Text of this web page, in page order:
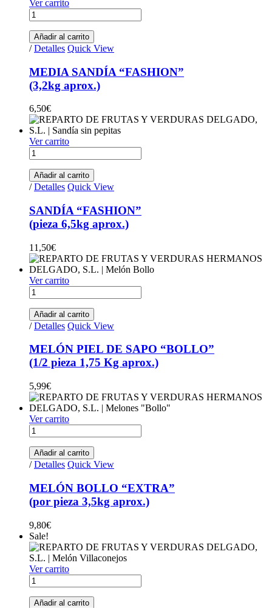
Ver carrito
MEDIA SANDÍA "FASHION" (3,2kg aprox.) quantity
Añadir al carrito
/ Detalles Quick View
MEDIA SANDÍA “FASHION”
(3,2kg aprox.)
6,50€
Ver carrito
SANDÍA "FASHION" (pieza 6,5kg aprox.) quantity
Añadir al carrito
/ Detalles Quick View
SANDÍA “FASHION”
(pieza 6,5kg aprox.)
11,50€
Ver carrito
MELÓN PIEL DE SAPO "BOLLO" (1/2 pieza 1,75 Kg
Añadir al carrito
/ Detalles Quick View
MELÓN PIEL DE SAPO “BOLLO”
(1/2 pieza 1,75 Kg aprox.)
5,99€
Ver carrito
MELÓN BOLLO “EXTRA” (por pieza 3,5kg aprox.) quantity
Añadir al carrito
/ Detalles Quick View
MELÓN BOLLO “EXTRA”
(por pieza 3,5kg aprox.)
9,80€
Sale!
Ver carrito
MELÓN "EXTRA"(3,2kg aprox.) quantity
Añadir al carrito